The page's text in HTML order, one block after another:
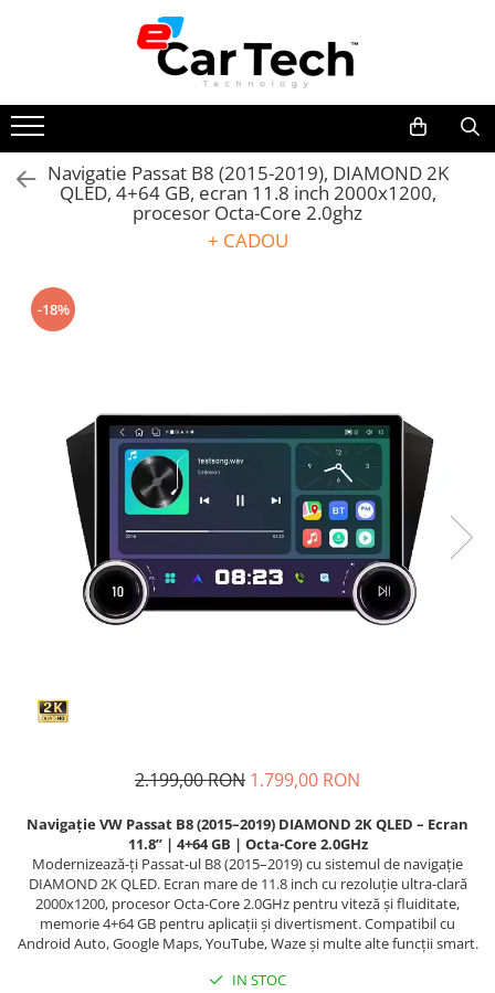
Summer sale
Navigatie dedicata
Navigatii Volkswagen
Navigatii Seat
Navigatii Ford
Navigatii Toyota
Navigatii Dacia
Navigatii Peugeot
Navigatii Audi
Navigatii BMW
Navigatii Mercedes
Navigatii Fiat
Navigatii Citroen
Navigatii Mitsubishi
Navigatii KIA
Navigatii Renault
Navigatii Mazda
Navigatii Smart
Navigatie Passat B8 (2015-2019), DIAMOND 2K
QLED, 4+64 GB, ecran 11.8 inch 2000x1200,
procesor Octa-Core 2.0ghz
+ CADOU
-18%
2.199,00 RON 1.799,00 RON
Navigație VW Passat B8 (2015–2019) DIAMOND 2K QLED – Ecran
11.8” | 4+64 GB | Octa-Core 2.0GHz
Modernizează-ți Passat-ul B8 (2015–2019) cu sistemul de navigație
DIAMOND 2K QLED. Ecran mare de 11.8 inch cu rezoluție ultra-clară
2000x1200, procesor Octa-Core 2.0GHz pentru viteză și fluiditate,
memorie 4+64 GB pentru aplicații și divertisment. Compatibil cu
Android Auto, Google Maps, YouTube, Waze și multe alte funcții smart.
IN STOC